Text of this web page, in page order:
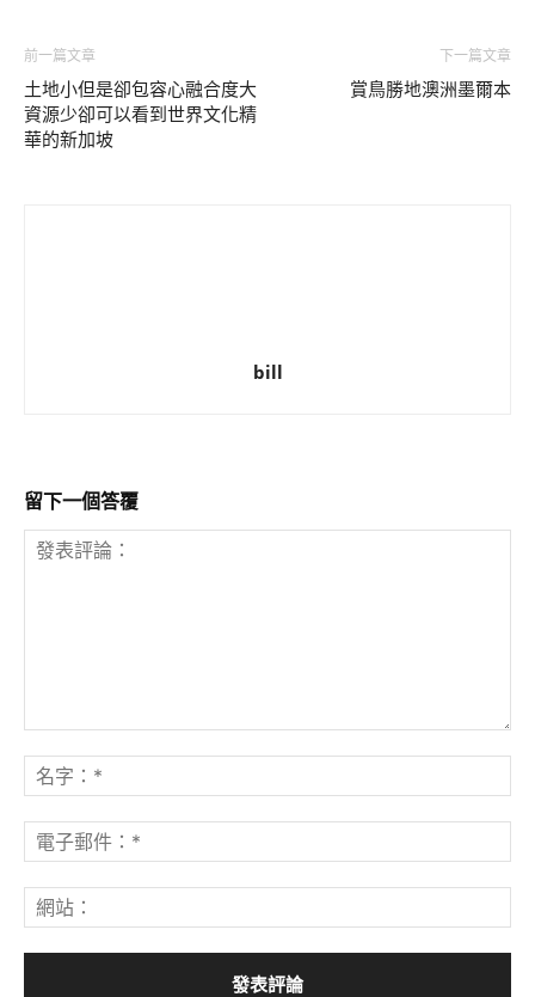
前一篇文章
土地小但是卻包容心融合度大
資源少卻可以看到世界文化精
華的新加坡
下一篇文章
賞鳥勝地澳洲墨爾本
bill
留下一個答覆